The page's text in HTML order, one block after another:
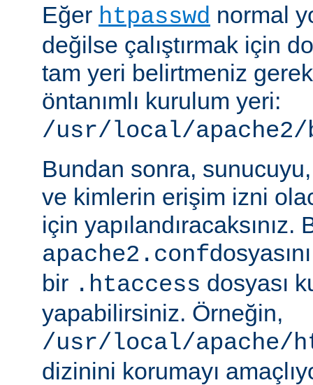
Eğer htpasswd normal
değilse çalıştırmak için
tam yeri belirtmeniz
öntanımlı kurulum yeri:
/usr/local/apache2/
Bundan sonra,
ve kimlerin erişim izni
için yapılandıracaksınız.
apache2.conf
bir .htaccess dosyası
yapabilirsiniz. Örneğin,
/usr/local/apache/
dizinini korumayı